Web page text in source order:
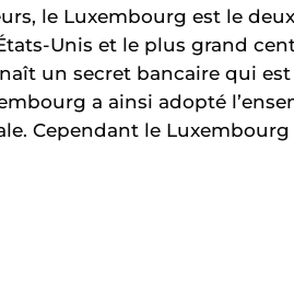
le Luxembourg est le
Unis et le plus grand
un secret bancaire qui
a ainsi adopté
Cependant le